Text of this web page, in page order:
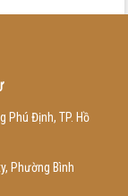
Phú Định, TP. Hồ
Phường Bình